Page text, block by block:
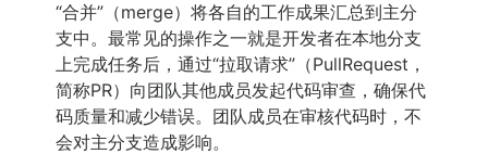
“合并”（merge）将各自的工作成果汇总到主分
支中。最常见的操作之一就是开发者在本地分支
上完成任务后，通过“拉取请求”（PullRequest，
简称PR）向团队其他成员发起代码审查，确保代
码质量和减少错误。团队成员在审核代码时，不
会对主分支造成影响。